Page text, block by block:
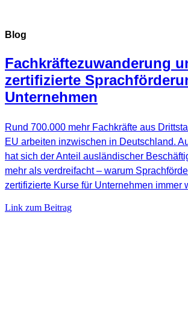
Blog
Fachkräftezuwanderung
zertifizierte
Unternehmen
Rund 700.000 mehr Fachkräfte aus
EU arbeiten inzwischen in Deutschland.
hat sich der Anteil ausländischer
mehr als verdreifacht – warum
zertifizierte Kurse für Unternehmen immer
Link zum Beitrag